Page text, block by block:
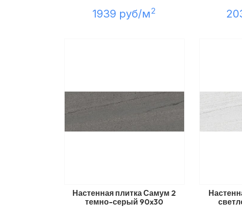
1939 руб/м2
Настенная плитка Самум 2
темно-серый 90x30